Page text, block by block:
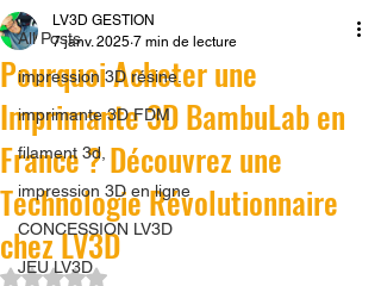
All Posts
impression 3D résine.
imprimante 3D FDM
filament 3d,
impression 3D en ligne
CONCESSION LV3D
JEU LV3D
Pourquoi Acheter une
Imprimante 3D BambuLab en
France ? Découvrez une
Technologie Révolutionnaire
chez LV3D
LV3D GESTION
7 janv. 2025 7 min de lecture
Noté NaN étoiles sur 5.